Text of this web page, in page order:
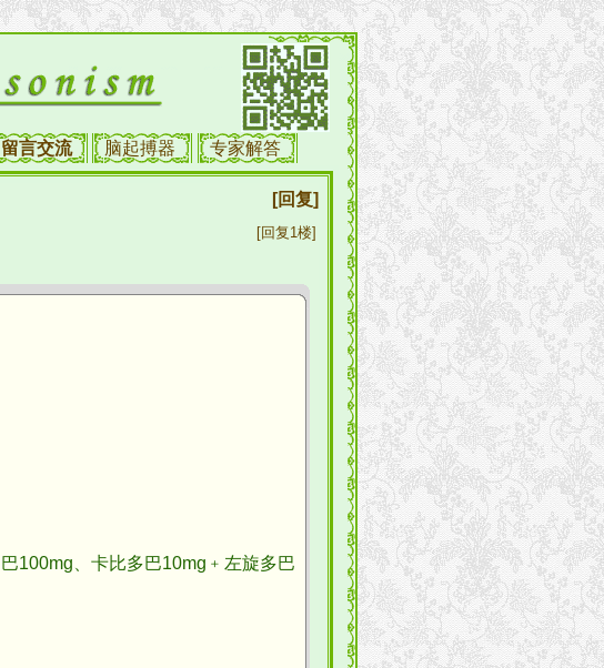
留言交流 脑起搏器 专家解答
[回复]
[回复1楼]
、卡比多巴10mg﹢左旋多巴